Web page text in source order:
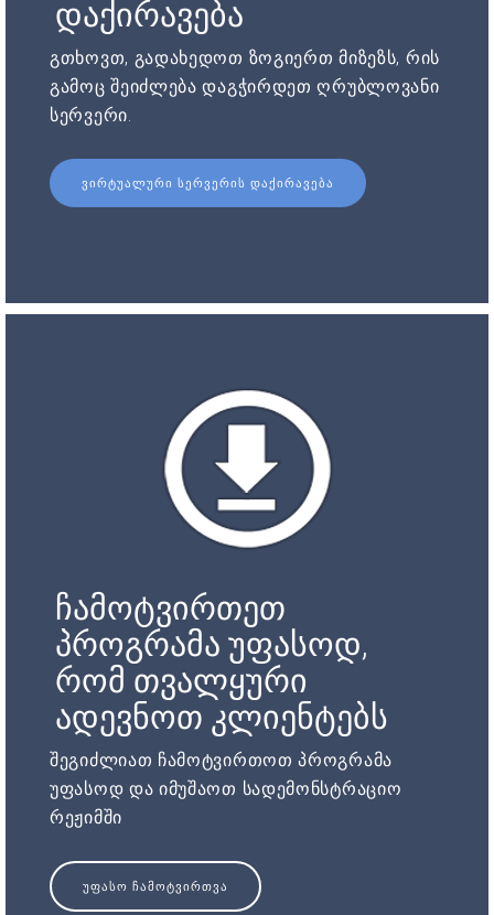
დაქირავება
გთხოვთ, გადახედოთ ზოგიერთ მიზეზს, რის
გამოც შეიძლება დაგჭირდეთ ღრუბლოვანი
სერვერი.
ᲕᲘᲠᲢᲣᲐᲚᲣᲠᲘ ᲡᲔᲠᲕᲔᲠᲘᲡ ᲓᲐᲥᲘᲠᲐᲕᲔᲑᲐ
ჩამოტვირთეთ
პროგრამა უფასოდ,
რომ თვალყური
ადევნოთ კლიენტებს
შეგიძლიათ ჩამოტვირთოთ პროგრამა
უფასოდ და იმუშაოთ სადემონსტრაციო
რეჟიმში
ᲣᲤᲐᲡᲝ ᲩᲐᲛᲝᲢᲕᲘᲠᲗᲕᲐ